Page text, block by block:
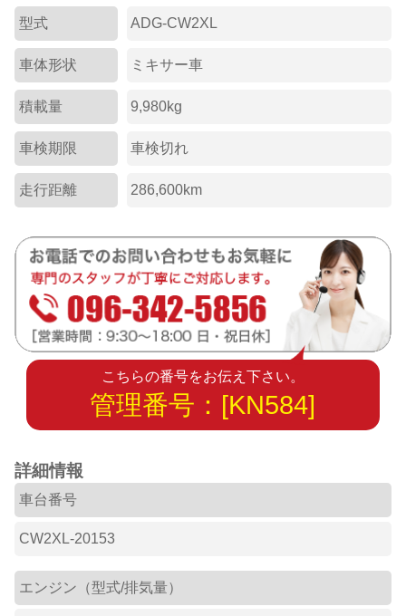
型式 ADG-CW2XL
車体形状 ミキサー車
積載量 9,980kg
車検期限 車検切れ
走行距離 286,600km
こちらの番号をお伝え下さい。
管理番号：[KN584]
詳細情報
車台番号
CW2XL-20153
エンジン（型式/排気量）